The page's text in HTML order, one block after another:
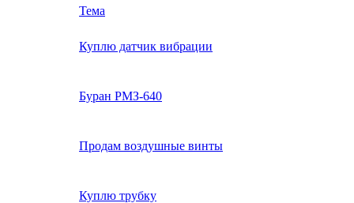
Тема
Куплю датчик вибрации
Буран РМЗ-640
Продам воздушные винты
Куплю трубку